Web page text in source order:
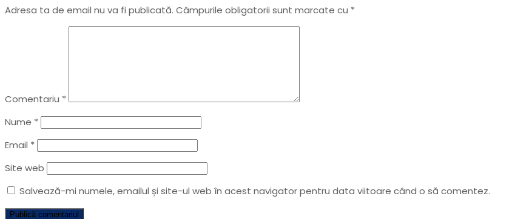
Adresa ta de email nu va fi publicată. Câmpurile obligatorii sunt marcate cu *
Comentariu *
Nume *
Email *
Site web
Salvează-mi numele, emailul și site-ul web în acest navigator pentru data viitoare când o să comentez.